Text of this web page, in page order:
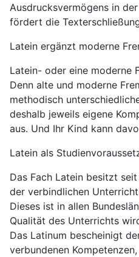
Ausdrucksvermögens in
fördert die
Latein ergänzt moderne
Latein- oder eine moderne
Denn alte und moderne
methodisch
deshalb jeweils eigene
aus. Und Ihr Kind kann
Latein als
Das Fach Latein besitzt
der verbindlichen
Dieses ist in allen
Qualität des Unterrichts
Das Latinum bescheinigt
verbundenen